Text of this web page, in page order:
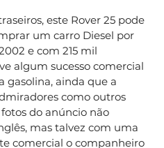
este Rover 25 pode
um carro Diesel por
e com 215 mil
algum sucesso comercial
gasolina, ainda que a
como outros
do anúncio não
mas talvez com uma
comercial o companheiro